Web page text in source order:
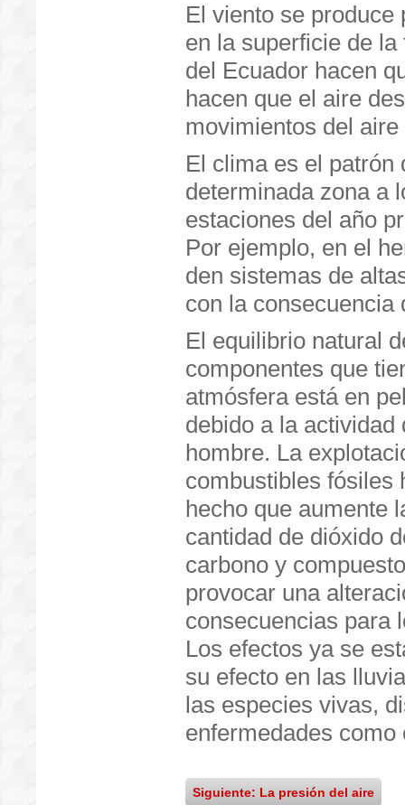
El viento se
en la superficie de
del Ecuador hacen
hacen que el aire
movimientos del
El clima es el patrón
determinada zona a
estaciones del año
Por ejemplo, en el
den sistemas de
con la consecuencia
El equilibrio natural
componentes que
atmósfera está en
debido a la actividad
hombre. La
combustibles fósiles
hecho que aumente
cantidad de dióxido
carbono y
provocar una
consecuencias para
Los efectos ya se
su efecto en las
las especies vivas,
enfermedades
Siguiente: La presión del aire